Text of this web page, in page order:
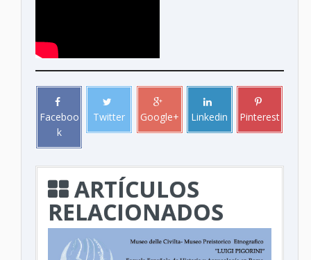
Faceboo
k
Twitter Google+ Linkedin Pinterest
ARTÍCULOS
RELACIONADOS